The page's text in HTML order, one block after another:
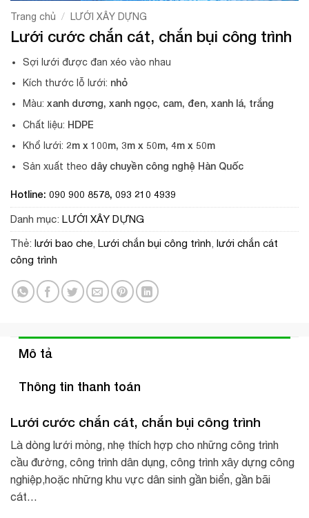
Trang chủ / LƯỚI XÂY DỰNG
Lưới cước chắn cát, chắn bụi công trình
Sợi lưới được đan xéo vào nhau
Kích thước lỗ lưới: nhỏ
Màu:xanh dương, xanh ngọc, cam, đen, xanh lá, trắng
Chất liệu: HDPE
Khổ lưới:2m x 100m, 3m x 50m, 4m x 50m
Sản xuất theo dây chuyền công nghệ Hàn Quốc
Hotline: 090 900 8578, 093 210 4939
Danh mục: LƯỚI XÂY DỰNG
Thẻ: lưới bao che, Lưới chắn bụi công trình, lưới chắn cát
công trình
Mô tả
Thông tin thanh toán
Lưới cước chắn cát, chắn bụi công trình
Là dòng lưới mỏng, nhẹ thích hợp cho những công trình
cầu đường, công trình dân dụng, công trình xây dựng công
nghiệp,hoặc những khu vực dân sinh gần biển, gần bãi
cát…